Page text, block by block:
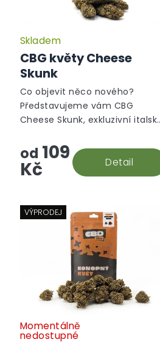
Průměrné
hodnocení
produktu
hvězdiček.
CBG květy Cheese
Skunk
Skladem
od 109
Kč Detail
Co objevit něco nového?
Představujeme vám CBG
Cheese Skunk, exkluzivní
potěší vaše smysly!
VÝPRODEJ
Momentálně
nedostupné